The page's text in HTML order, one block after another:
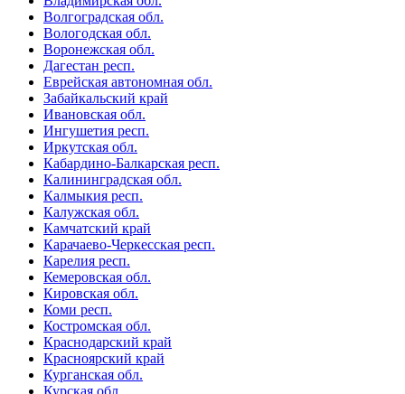
Волгоградская обл.
Вологодская обл.
Воронежская обл.
Дагестан респ.
Еврейская автономная обл.
Забайкальский край
Ивановская обл.
Ингушетия респ.
Иркутская обл.
Кабардино-Балкарская респ.
Калининградская обл.
Калмыкия респ.
Калужская обл.
Камчатский край
Карачаево-Черкесская респ.
Карелия респ.
Кемеровская обл.
Кировская обл.
Коми респ.
Костромская обл.
Краснодарский край
Красноярский край
Курганская обл.